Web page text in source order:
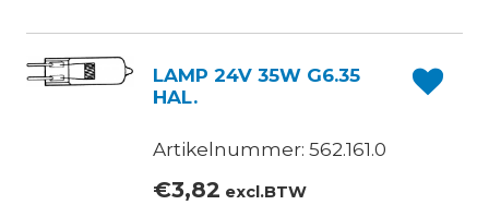
LAMP 24V 35W G6.35
HAL.
Artikelnummer: 562.161.0
€3,82 excl.BTW